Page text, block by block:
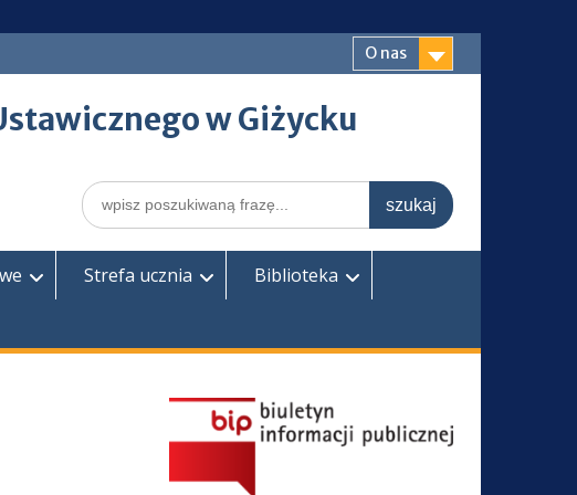
O nas
w Giżycku
Search
for:
Strefa ucznia
Biblioteka